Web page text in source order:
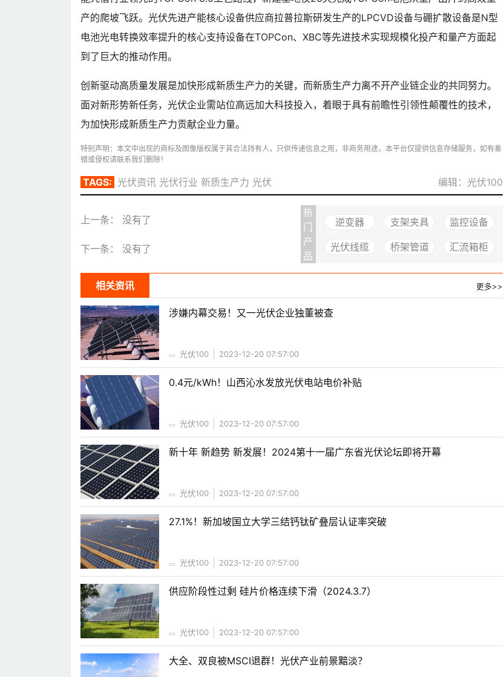
产的爬坡飞跃。光伏先进产能核心设备供应商拉普拉斯研发生产的LPCVD设备与硼扩散设备是N型
电池光电转换效率提升的核心支持设备在TOPCon、XBC等先进技术实现规模化投产和量产方面起
到了巨大的推动作用。
创新驱动高质量发展是加快形成新质生产力的关键，而新质生产力离不开产业链企业的共同努力。
面对新形势新任务，光伏企业需站位高远加大科技投入，着眼于具有前瞻性引领性颠覆性的技术，
为加快形成新质生产力贡献企业力量。
特别声明：本文中出现的商标及图像版权属于其合法持有人，只供传递信息之用，非商务用途，本平台仅提供信息存储服务，如有差
错或侵权请联系我们删除！
TAGS: 光伏资讯 光伏行业 新质生产力 光伏 编辑：光伏100
上一条： 没有了
下一条： 没有了
热
门
产
品
逆变器 支架夹具 监控设备
光伏线缆 桥架管道 汇流箱柜
相关资讯 更多>>
涉嫌内幕交易！又一光伏企业独董被查
光伏100 2023-12-20 07:57:00
0.4元/kWh！山西沁水发放光伏电站电价补贴
光伏100 2023-12-20 07:57:00
新十年 新趋势 新发展！2024第十一届广东省光伏论坛即将开幕
光伏100 2023-12-20 07:57:00
27.1%！新加坡国立大学三结钙钛矿叠层认证率突破
光伏100 2023-12-20 07:57:00
供应阶段性过剩 硅片价格连续下滑（2024.3.7）
光伏100 2023-12-20 07:57:00
大全、双良被MSCI退群！光伏产业前景黯淡？